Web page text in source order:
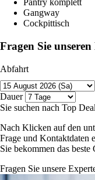
Pantry komplett
Gangway
Cockpittisch
Fragen Sie
Abfahrt
Dauer
Sie suchen nach Top
Nach Klicken auf den
Frage und Kontaktdaten
Sie bekommen das
Fragen Sie unsere